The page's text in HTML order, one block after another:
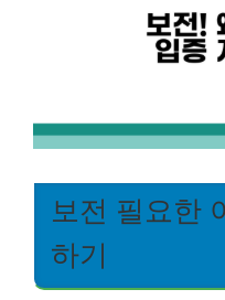
보전 필요한
하기